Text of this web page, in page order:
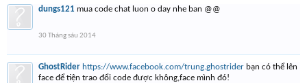
dungs121 mua code chat luon o day nhe ban @@
30 Tháng sáu 2014
GhostRider https://www.facebook.com/trung.ghostrider bạn có thể lên
face để tiện trao đổi code được không,face mình đó!